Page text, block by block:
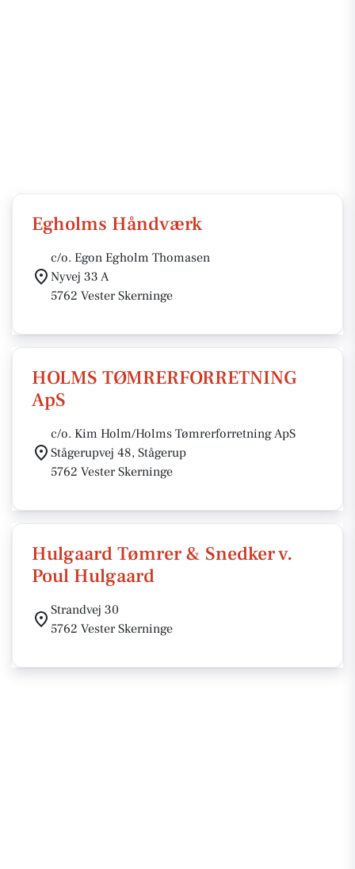
Egholms Håndværk
c/o. Egon Egholm Thomasen
Nyvej 33 A
5762 Vester Skerninge
HOLMS TØMRERFORRETNING
ApS
c/o. Kim Holm/Holms Tømrerforretning ApS
Stågerupvej 48, Stågerup
5762 Vester Skerninge
Hulgaard Tømrer & Snedker v.
Poul Hulgaard
Strandvej 30
5762 Vester Skerninge